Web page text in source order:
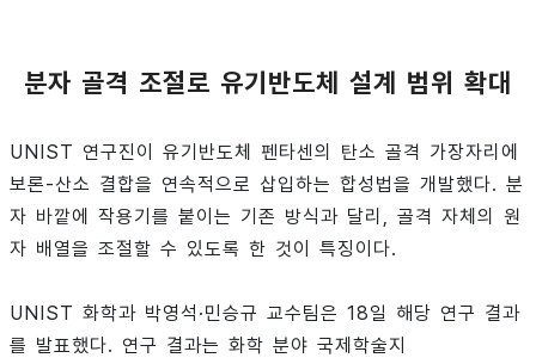
분자 골격 조절로 유기반도체 설계 범위 확대
UNIST 연구진이 유기반도체 펜타센의 탄소 골격 가장자리에
보론-산소 결합을 연속적으로 삽입하는 합성법을 개발했다. 분
자 바깥에 작용기를 붙이는 기존 방식과 달리, 골격 자체의 원
자 배열을 조절할 수 있도록 한 것이 특징이다.
UNIST 화학과 박영석·민승규 교수팀은 18일 해당 연구 결과
를 발표했다. 연구 결과는 화학 분야 국제학술지